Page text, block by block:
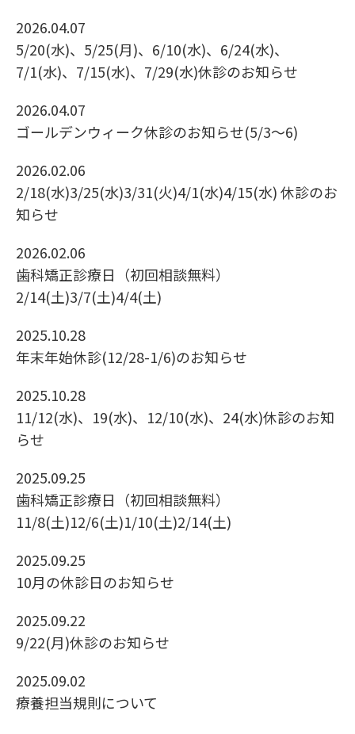
2026.04.07
5/20(水)、5/25(月)、6/10(水)、6/24(水)、
7/1(水)、7/15(水)、7/29(水)休診のお知らせ
2026.04.07
ゴールデンウィーク休診のお知らせ(5/3〜6)
2026.02.06
2/18(水)3/25(水)3/31(火)4/1(水)4/15(水) 休診のお
知らせ
2026.02.06
歯科矯正診療日（初回相談無料）
2/14(土)3/7(土)4/4(土)
2025.10.28
年末年始休診(12/28-1/6)のお知らせ
2025.10.28
11/12(水)、19(水)、12/10(水)、24(水)休診のお知
らせ
2025.09.25
歯科矯正診療日（初回相談無料）
11/8(土)12/6(土)1/10(土)2/14(土)
2025.09.25
10月の休診日のお知らせ
2025.09.22
9/22(月)休診のお知らせ
2025.09.02
療養担当規則について